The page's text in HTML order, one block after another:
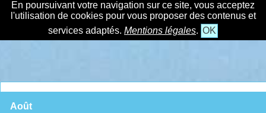
En poursuivant votre navigation sur ce site, vous acceptez
l'utilisation de cookies pour vous proposer des contenus et
services adaptés. Mentions légales. OK
Août